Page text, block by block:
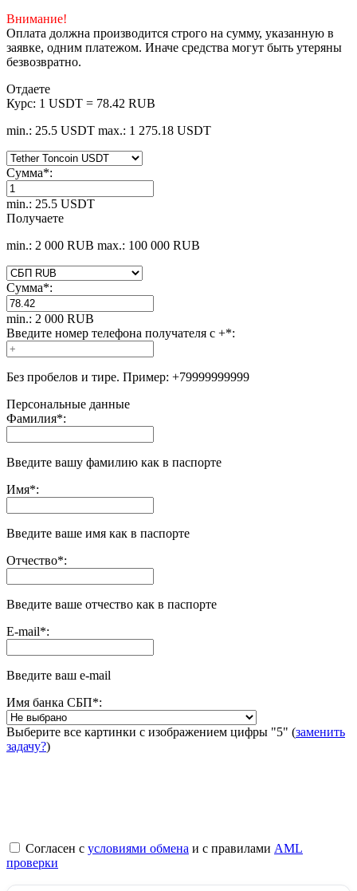
Внимание!
Оплата должна производится строго на сумму, указанную в
заявке, одним платежом. Иначе средства могут быть утеряны
безвозвратно.
Отдаете
Курс: 1 USDT = 78.42 RUB
min.: 25.5 USDT max.: 1 275.18 USDT
Сумма*:
min.: 25.5 USDT
Получаете
min.: 2 000 RUB max.: 100 000 RUB
Сумма*:
min.: 2 000 RUB
Введите номер телефона получателя с +*:
Без пробелов и тире. Пример: +79999999999
Персональные данные
Фамилия*:
Введите вашу фамилию как в паспорте
Имя*:
Введите ваше имя как в паспорте
Отчество*:
Введите ваше отчество как в паспорте
E-mail*:
Введите ваш e-mail
Имя банка СБП*:
Выберите все картинки с изображением цифры "5" (заменить
задачу?)
Согласен с условиями обмена и с правилами AML
проверки